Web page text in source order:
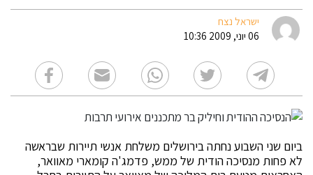
ישראל נצח
06 יוני, 2009 10:36
ביום שני השבוע נחתה בירושלים משלחת אנשי תיירות שבראשה
לא פחות מנסיכה הודית של ממש, פדמג'ה קומארי מאוואר,